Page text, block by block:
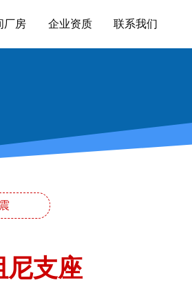
厂房 企业资质 联系我们
尼支座